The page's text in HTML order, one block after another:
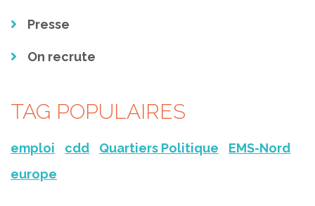
Presse
On recrute
TAG POPULAIRES
emploi cdd Quartiers Politique
EMS-Nord
europe